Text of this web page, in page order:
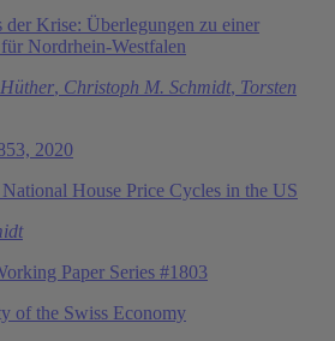
der Krise: Überlegungen zu einer
Nordrhein-Westfalen
, Christoph M. Schmidt, Torsten
2020
House Price Cycles in the US
Paper Series #1803
of the Swiss Economy